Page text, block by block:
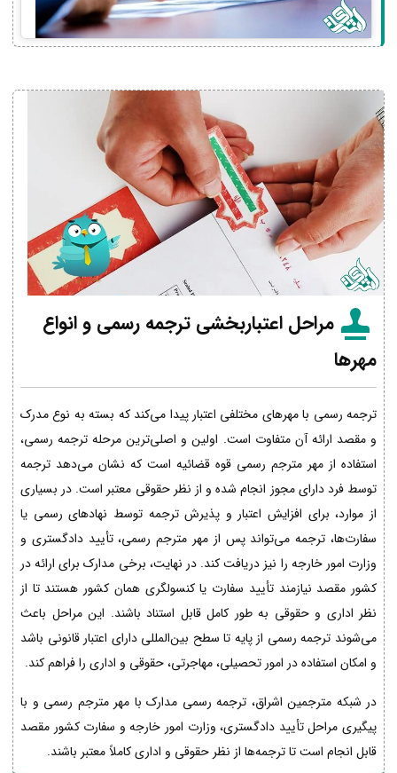
مراحل اعتباربخشی ترجمه رسمی و انواع
مهرها
ترجمه رسمی با مهرهای مختلفی اعتبار پیدا می‌کند که بسته به نوع مدرک
و مقصد ارائه آن متفاوت است. اولین و اصلی‌ترین مرحله ترجمه رسمی،
استفاده از مهر مترجم رسمی قوه قضائیه است که نشان می‌دهد ترجمه
توسط فرد دارای مجوز انجام شده و از نظر حقوقی معتبر است. در بسیاری
از موارد، برای افزایش اعتبار و پذیرش ترجمه توسط نهادهای رسمی یا
سفارت‌ها، ترجمه می‌تواند پس از مهر مترجم رسمی، تأیید دادگستری و
وزارت امور خارجه را نیز دریافت کند. در نهایت، برخی مدارک برای ارائه در
کشور مقصد نیازمند تأیید سفارت یا کنسولگری همان کشور هستند تا از
نظر اداری و حقوقی به طور کامل قابل استناد باشند. این مراحل باعث
می‌شوند ترجمه رسمی از پایه تا سطح بین‌المللی دارای اعتبار قانونی باشد
و امکان استفاده در امور تحصیلی، مهاجرتی، حقوقی و اداری را فراهم کند.
در شبکه مترجمین اشراق، ترجمه رسمی مدارک با مهر مترجم رسمی و با
پیگیری مراحل تأیید دادگستری، وزارت امور خارجه و سفارت کشور مقصد
قابل انجام است تا ترجمه‌ها از نظر حقوقی و اداری کاملاً معتبر باشند.